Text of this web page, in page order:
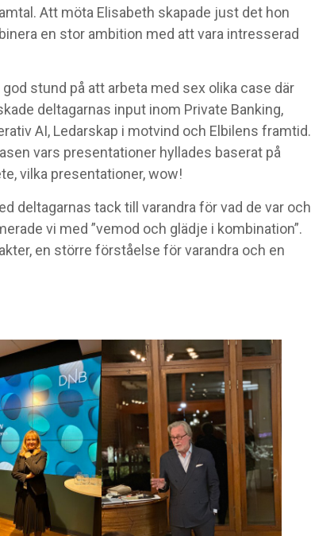
Att möta Elisabeth skapade just det hon
en stor ambition med att vara intresserad
stund på att arbeta med sex olika case där
deltagarnas input inom Private Banking,
AI, Ledarskap i motvind och Elbilens framtid.
vars presentationer hyllades baserat på
vilka presentationer, wow!
deltagarnas tack till varandra för vad de var och
vi med ”vemod och glädje i kombination”.
en större förståelse för varandra och en